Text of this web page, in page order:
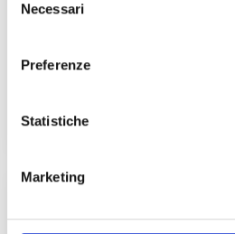
delNecessari
Preferenze
Statistiche
Marketing
Una selezione di progetti